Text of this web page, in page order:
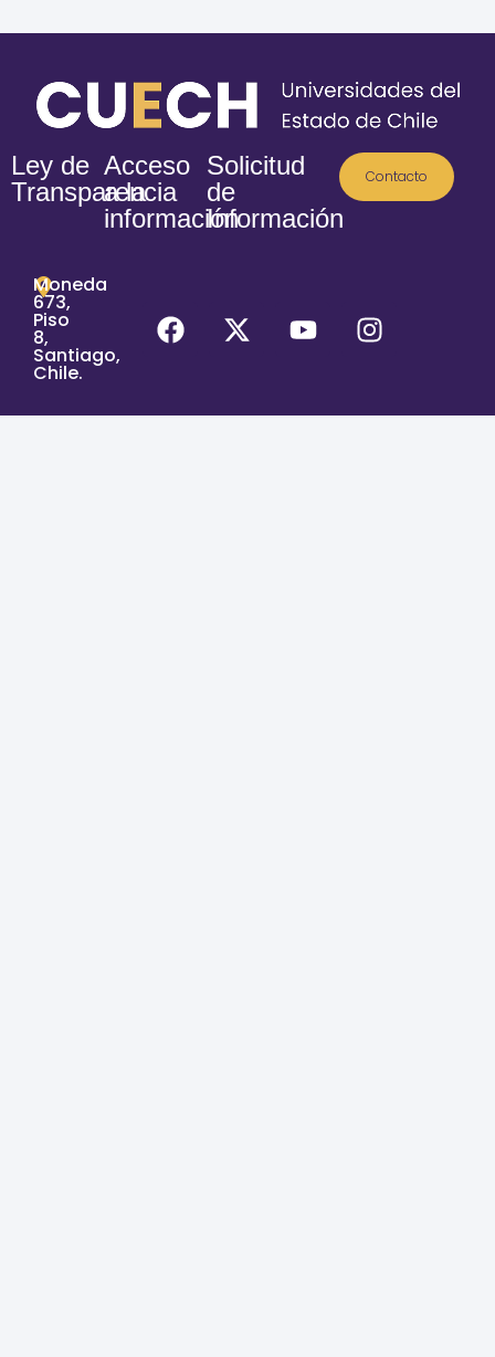
Ley de
Transparencia
Acceso
a la
información
Solicitud
de
Información
Contacto
Moneda
673,
Piso
8,
Santiago,
Chile.